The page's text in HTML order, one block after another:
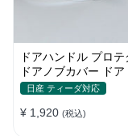
ドアハンドル プロテ
ドアノブカバー ドア
傷防止透明シール カ
ブガード 保護 外装
日産 ティーダ対応
¥ 1,920 (税込)